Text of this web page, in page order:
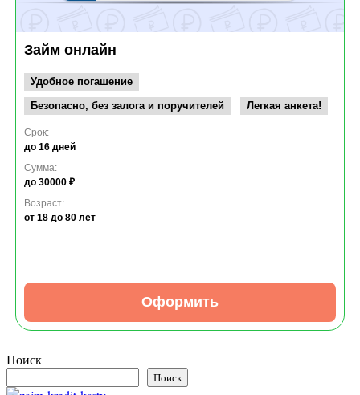
Займ онлайн
Удобное погашение
Безопасно, без залога и поручителей
Легкая анкета!
Срок:
до 16 дней
Сумма:
до 30000 ₽
Возраст:
от 18 до 80 лет
Оформить
Поиск
Поиск